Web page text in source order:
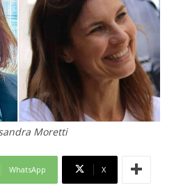
Moretti
WhatsApp X